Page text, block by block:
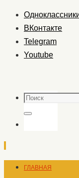
ВКонтакте
Telegram
Youtube
Поиск
Поиск
ПерейтиГЛАВНАЯ